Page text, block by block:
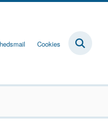
Cookies